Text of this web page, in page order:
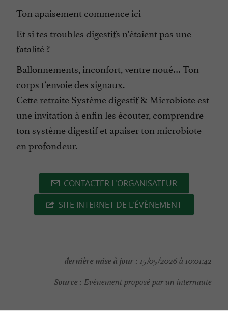
Ton apaisement commence ici
Et si tes troubles digestifs n’étaient pas une
fatalité ?
Ballonnements, inconfort, ventre noué… Ton
corps t’envoie des signaux.
Cette retraite Système digestif & Microbiote est
une invitation à enfin les écouter, comprendre
ton système digestif et apaiser ton microbiote
en profondeur.
CONTACTER L'ORGANISATEUR
SITE INTERNET DE L'ÉVÈNEMENT
dernière mise à jour : 15/05/2026 à 10:01:42
Source : Evènement proposé par un internaute